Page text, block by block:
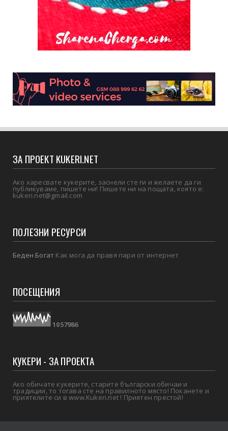
ЗА ПРОЕКТ KUKERI.NET
Ако харесвате кукерите, заснели сте ги и желаете да ги
публикуваме, пишете ни! Пишете ни на пощата, която е:
kukeri.net@gmail.com
ПОЛЕЗНИ РЕСУРСИ
Беден Богат Как мога да правя пари от интернет
ПОСЕЩЕНИЯ
1057986
КУКЕРИ - ЗА ПРОЕКТА
Ако обичате кукерите, старите български обичаи и
традиции, то тогава сте на правилното място! Поканете и
приятелите си в www.Kukeri.net ! Приятен престой!